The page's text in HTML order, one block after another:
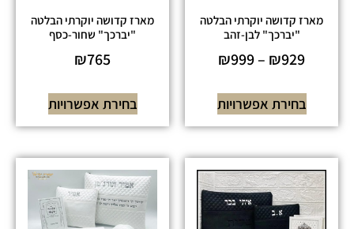
מארז קדושה יוקרתי הבלטה
"יברכך" לבן-זהב
₪929
–
₪999
בחירת אפשרויות
מארז קדושה יוקרתי הבלטה
"יברכך" שחור-כסף
₪765
בחירת אפשרויות